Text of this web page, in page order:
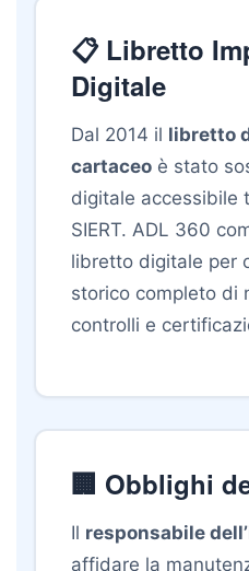
📋 Libretto
Digitale
Dal 2014 il libretto
cartaceo è stato
digitale accessibile
SIERT. ADL 360
libretto digitale per
storico completo di
controlli e
🏢 Obblighi
Il responsabile
affidare la